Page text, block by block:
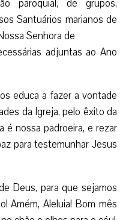
vontade de Jesus. Os
são de Jesus. A
modo contemplativo de
de nossa salvação,
cristológico.
a sempre fazer a vontade
valorizar a recitação
comunidades. Convido
paroquial, de grupos,
Santuários marianos de
Senhora de
adjuntas ao Ano